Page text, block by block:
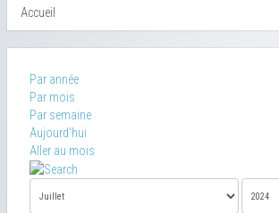
Accueil
Par année
Par mois
Par semaine
Aujourd'hui
Aller au mois